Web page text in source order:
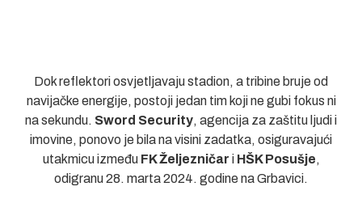
Dok reflektori osvjetljavaju stadion, a tribine bruje od
navijačke energije, postoji jedan tim koji ne gubi fokus ni
na sekundu. Sword Security, agencija za zaštitu ljudi i
imovine, ponovo je bila na visini zadatka, osiguravajući
utakmicu između FK Željezničar i HŠK Posušje,
odigranu 28. marta 2024. godine na Grbavici.